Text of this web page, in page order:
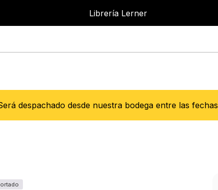
Librería Lerner
despachado desde nuestra bodega entre las fechas